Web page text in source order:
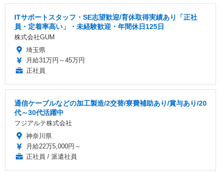
ITサポートスタッフ・SE志望歓迎/育休取得実績あり「正社
員・定着率高い」・未経験歓迎・年間休日125日
株式会社GUM
埼玉県
月給31万円～45万円
正社員
通信ケーブルなどの加工製造/2交替/寮費補助あり/賞与あり/20
代～30代活躍中
フジアルテ株式会社
神奈川県
月給22万5,000円～
正社員 / 派遣社員